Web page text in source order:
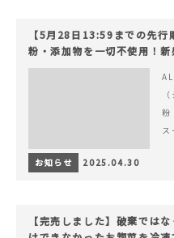
【5月28日13:59までの先行
粉・添加物を一切不使用！
ツでヘルシーライフを。
粉
ス
お知らせ 2025.04.30
【完売しました】破棄では